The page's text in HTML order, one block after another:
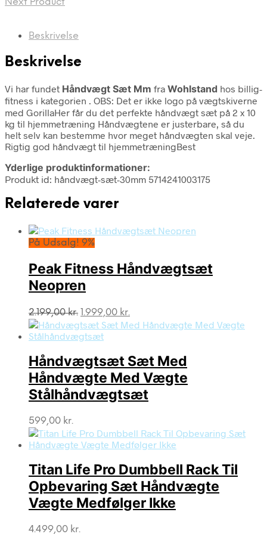
Next Product
Beskrivelse
Beskrivelse
Vi har fundet Håndvægt Sæt Mm fra Wohlstand hos billig-
fitness i kategorien . OBS: Det er ikke logo på vægtskiverne
med GorillaHer får du det perfekte håndvægt sæt på 2 x 10
kg til hjemmetræning Håndvægtene er justerbare, så du
helt selv kan bestemme hvor meget håndvægten skal veje.
Rigtig god håndvægt til hjemmetræningBest
Yderlige produktinformationer:
Produkt id: håndvægt-sæt-30mm 5714241003175
Relaterede varer
På Udsalg! 9%
Peak Fitness Håndvægtsæt
Neopren
2.199,00kr. Den
oprindelige
pris
2.199,00 kr..
1.999,00 kr.
aktuelle
1.999,00 kr..
Håndvægtsæt Sæt Med
Håndvægte Med Vægte
Stålhåndvægtsæt
599,00 kr.
Titan Life Pro Dumbbell Rack Til
Opbevaring Sæt Håndvægte
Vægte Medfølger Ikke
4.499,00 kr.